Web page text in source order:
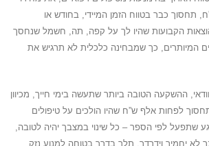
שהוא 100 ש”ח, תחסוך כבר בטווח הזמן המיידי, בחודש או
הקבועות שהיו לך על קפה, תה, חשמל שנחסך
המיותרים, כך שמבחינה כלכלית לא תרגיש את
ההשקעה הטובה ביותר שתעשה בימי חייך, מכיוון
לפחות אלף ש”ח שהיו הולכים על טיפולים
שתפעל לפי הספר – כל שינוי במצבך יהיה לטובה,
לא יחמיר וידרדר. תלך בדרך בטוחה למנוע נזק